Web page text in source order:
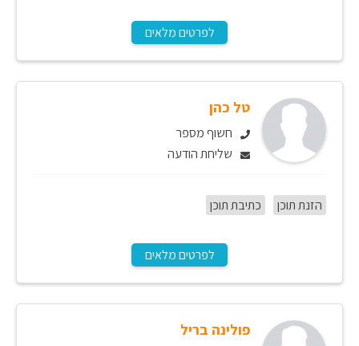
לפרטים מלאים
טל כהן
חשוף מספר
שליחת הודעה
הזנת תוכן כתיבת תוכן
לפרטים מלאים
פולינה בריל